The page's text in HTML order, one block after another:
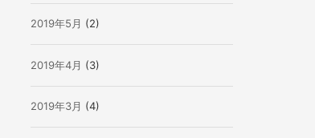
2019年5月 (2)
2019年4月 (3)
2019年3月 (4)